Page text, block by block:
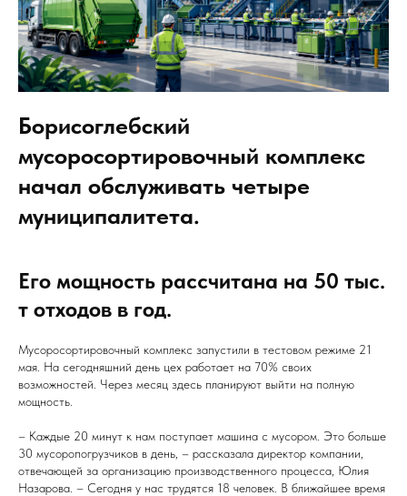
Борисоглебский
мусоросортировочный комплекс
начал обслуживать четыре
муниципалитета.
Его мощность рассчитана на 50 тыс.
т отходов в год.
Мусоросортировочный комплекс запустили в тестовом режиме 21
мая. На сегодняшний день цех работает на 70% своих
возможностей. Через месяц здесь планируют выйти на полную
мощность.
– Каждые 20 минут к нам поступает машина с мусором. Это больше
30 мусоропогрузчиков в день, – рассказала директор компании,
отвечающей за организацию производственного процесса, Юлия
Назарова. – Сегодня у нас трудятся 18 человек. В ближайшее время